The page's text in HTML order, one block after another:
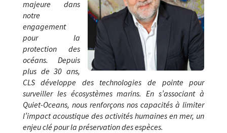
majeure dans
notre
engagement
pour la
protection des
océans. Depuis
plus de 30 ans,
CLS développe des technologies de pointe pour
surveiller les écosystèmes marins. En s’associant à
Quiet-Oceans, nous renforçons nos capacités à limiter
l’impact acoustique des activités humaines en mer, un
enjeu clé pour la préservation des espèces.